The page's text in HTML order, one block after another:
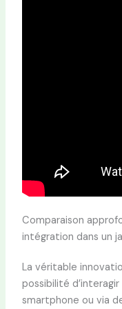
Comparaison
intégration dans un
La véritable
possibilité
smartphone ou via